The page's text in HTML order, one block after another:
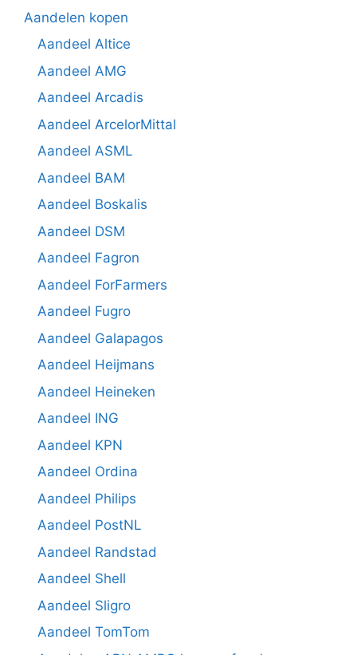
Aandelen kopen
Aandeel Altice
Aandeel AMG
Aandeel Arcadis
Aandeel ArcelorMittal
Aandeel ASML
Aandeel BAM
Aandeel Boskalis
Aandeel DSM
Aandeel Fagron
Aandeel ForFarmers
Aandeel Fugro
Aandeel Galapagos
Aandeel Heijmans
Aandeel Heineken
Aandeel ING
Aandeel KPN
Aandeel Ordina
Aandeel Philips
Aandeel PostNL
Aandeel Randstad
Aandeel Shell
Aandeel Sligro
Aandeel TomTom